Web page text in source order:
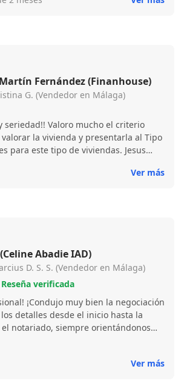
y capacidad para identificar
en resultados, confianza y
ofrece un servicio transparente y
inversiones seguras y
inmobiliario. Persona 100%
Fernández (Finanhouse)
G. (Vendedor en Málaga)
seriedad!! Valoro mucho el criterio
la vivienda y presentarla al Tipo
para este tipo de viviendas. Jesus
Ver más
Abadie IAD)
D. S. S. (Vendedor en Málaga)
Reseña verificada
negociación
detalles desde el inicio hasta la
notariado, siempre orientándonos
Ver más